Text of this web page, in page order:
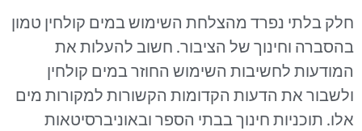
חלק בלתי נפרד מהצלחת השימוש במים קולחין טמון
בהסברה וחינוך של הציבור. חשוב להעלות את
המודעות לחשיבות השימוש החוזר במים קולחין
ולשבור את הדעות הקדומות הקשורות למקורות מים
אלו. תוכניות חינוך בבתי הספר ובאוניברסיטאות